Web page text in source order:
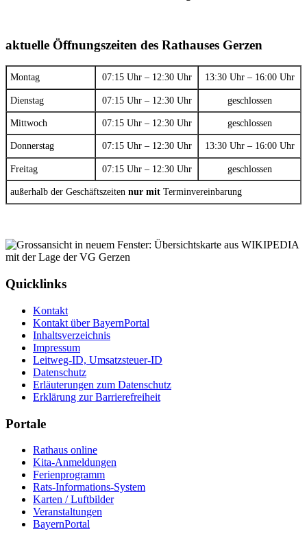
aktuelle Öffnungszeiten des Rathauses Gerzen
Montag 07:15 Uhr – 12:30 Uhr 13:30 Uhr – 16:00 Uhr
Dienstag 07:15 Uhr – 12:30 Uhr geschlossen
Mittwoch 07:15 Uhr – 12:30 Uhr geschlossen
Donnerstag 07:15 Uhr – 12:30 Uhr 13:30 Uhr – 16:00 Uhr
Freitag 07:15 Uhr – 12:30 Uhr geschlossen
außerhalb der Geschäftszeiten nur mit Terminvereinbarung
Quicklinks
Kontakt
Kontakt über BayernPortal
Inhaltsverzeichnis
Impressum
Leitweg-ID, Umsatzsteuer-ID
Datenschutz
Erläuterungen zum Datenschutz
Erklärung zur Barrierefreiheit
Portale
Rathaus online
Kita-Anmeldungen
Ferienprogramm
Rats-Informations-System
Karten / Luftbilder
Veranstaltungen
BayernPortal